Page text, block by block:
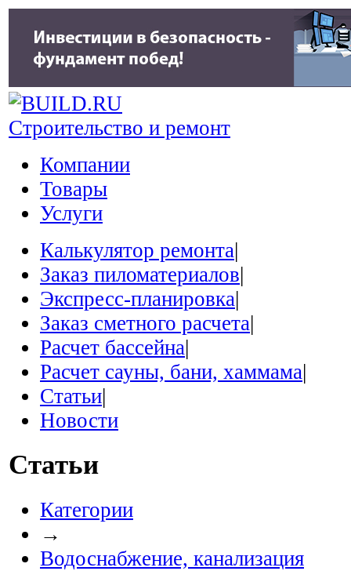
Строительство и ремонт
Компании
Товары
Услуги
Калькулятор ремонта|
Заказ пиломатериалов|
Экспресс-планировка|
Заказ сметного расчета|
Расчет бассейна|
Расчет сауны, бани, хаммама|
Статьи|
Новости
Статьи
Категории
→
Водоснабжение, канализация